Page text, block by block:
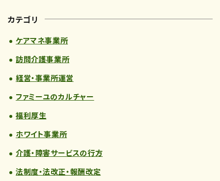
カテゴリ
ケアマネ事業所
訪問介護事業所
経営・事業所運営
ファミーユのカルチャー
福利厚生
ホワイト事業所
介護・障害サービスの行方
法制度・法改正・報酬改定